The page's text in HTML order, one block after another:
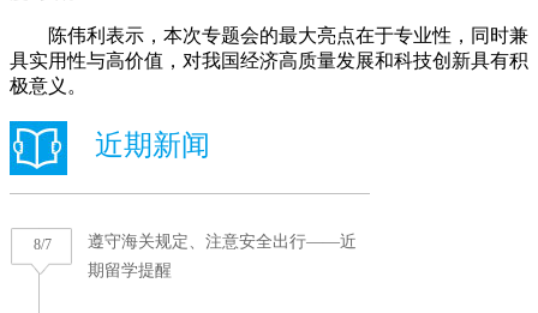
陈伟利表示，本次专题会的最大亮点在于专业性，同时兼
具实用性与高价值，对我国经济高质量发展和科技创新具有积
极意义。